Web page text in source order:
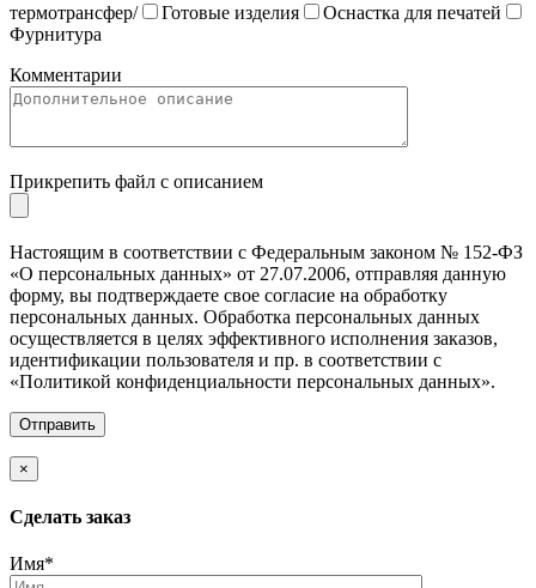
термотрансфер/
Готовые изделия
Оснастка для печатей
Фурнитура
Комментарии
Прикрепить файл с описанием
Настоящим в соответствии с Федеральным законом № 152-ФЗ
«О персональных данных» от 27.07.2006, отправляя данную
форму, вы подтверждаете свое согласие на обработку
персональных данных. Обработка персональных данных
осуществляется в целях эффективного исполнения заказов,
идентификации пользователя и пр. в соответствии с
«Политикой конфиденциальности персональных данных».
×
Cделать заказ
Имя*